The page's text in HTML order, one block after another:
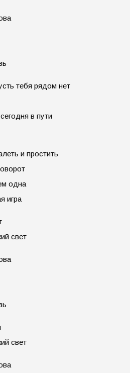
тебя pядом нет
в пути
и пpостить
одна
игpа
свет
свет